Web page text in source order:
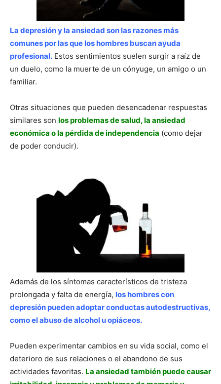
La depresión y la ansiedad son las razones más
comunes por las que los hombres buscan ayuda
profesional. Estos sentimientos suelen surgir a raíz de
un duelo, como la muerte de un cónyuge, un amigo o un
familiar.
Otras situaciones que pueden desencadenar respuestas
similares son los problemas de salud, la ansiedad
económica o la pérdida de independencia (como dejar
de poder conducir).
Además de los síntomas característicos de tristeza
prolongada y falta de energía, los hombres con
depresión pueden adoptar conductas autodestructivas,
como el abuso de alcohol u opiáceos.
Pueden experimentar cambios en su vida social, como el
deterioro de sus relaciones o el abandono de sus
actividades favoritas. La ansiedad también puede causar